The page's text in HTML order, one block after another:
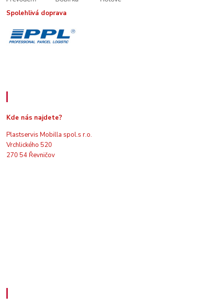
Spolehlivá doprava
Kde nás najdete?
Plastservis Mobilla spol.s r.o.
Vrchlického 520
270 54 Řevničov